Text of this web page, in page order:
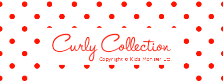
Copyright © Kids Monster Ltd.